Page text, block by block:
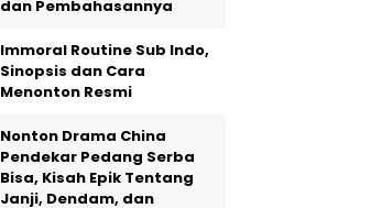
dan Pembahasannya
Immoral Routine Sub Indo,
Sinopsis dan Cara
Menonton Resmi
Nonton Drama China
Pendekar Pedang Serba
Bisa, Kisah Epik Tentang
Janji, Dendam, dan